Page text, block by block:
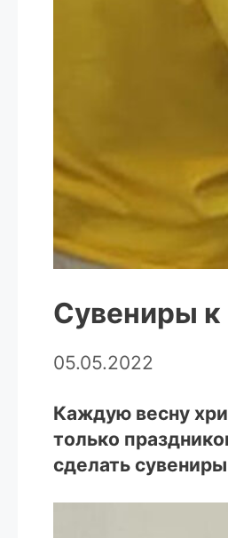
Сувениры к
05.05.2022
Каждую весну
только
сделать